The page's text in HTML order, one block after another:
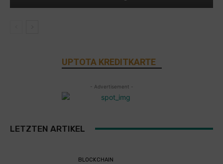
UPTOTA KREDITKARTE
- Advertisement -
LETZTEN ARTIKEL
BLOCKCHAIN